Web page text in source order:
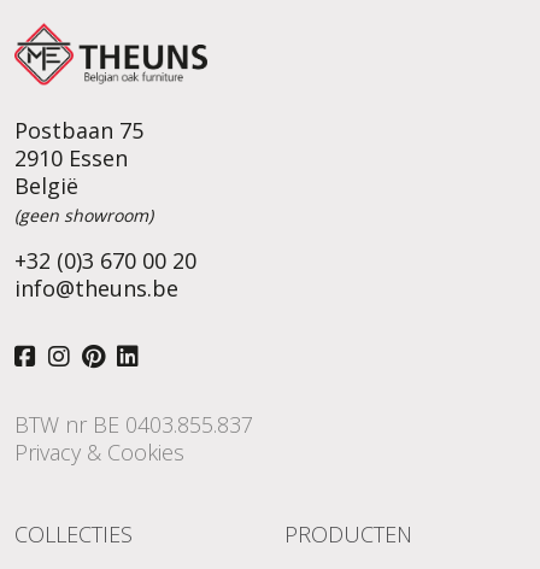
Postbaan 75
2910 Essen
België
(geen showroom)
+32 (0)3 670 00 20
info@theuns.be
BTW nr BE 0403.855.837
Privacy & Cookies
COLLECTIES
PRODUCTEN